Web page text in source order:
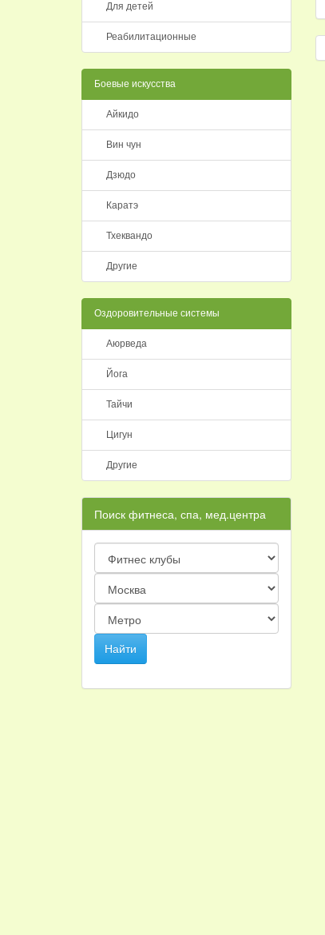
Для детей
Реабилитационные
Боевые искусства
Айкидо
Вин чун
Дзюдо
Каратэ
Тхеквандо
Другие
Оздоровительные системы
Аюрведа
Йога
Тайчи
Цигун
Другие
Поиск фитнеса, спа, мед.центра